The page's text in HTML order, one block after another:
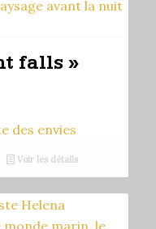
falls »
des envies
Voir les détails